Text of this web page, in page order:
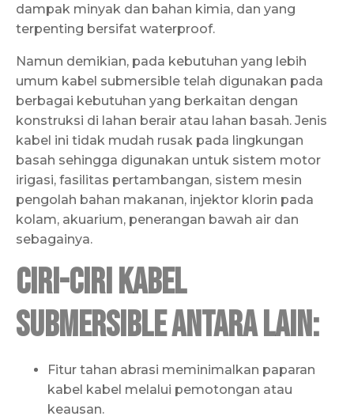
dampak minyak dan bahan kimia, dan yang
terpenting bersifat waterproof.
Namun demikian, pada kebutuhan yang lebih
umum kabel submersible telah digunakan pada
berbagai kebutuhan yang berkaitan dengan
konstruksi di lahan berair atau lahan basah. Jenis
kabel ini tidak mudah rusak pada lingkungan
basah sehingga digunakan untuk sistem motor
irigasi, fasilitas pertambangan, sistem mesin
pengolah bahan makanan, injektor klorin pada
kolam, akuarium, penerangan bawah air dan
sebagainya.
Ciri-ciri kabel
submersible antara lain:
Fitur tahan abrasi meminimalkan paparan
kabel kabel melalui pemotongan atau
keausan.